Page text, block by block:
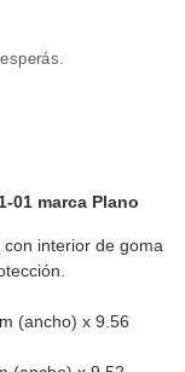
01 marca Plano
interior de goma
(ancho) x 9.56